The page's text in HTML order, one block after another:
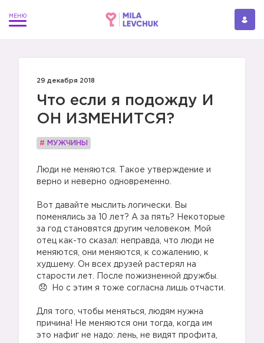
29 декабря 2018
Что если я подожду И
ОН ИЗМЕНИТСЯ?
# МУЖЧИНЫ
Люди не меняются. Такое утверждение и
верно и неверно одновременно.
Вот давайте мыслить логически. Вы
поменялись за 10 лет? А за пять? Некоторые
за год становятся другим человеком. Мой
отец как-то сказал: неправда, что люди не
меняются, они меняются, к сожалению, к
худшему. Он всех друзей растерял на
старости лет. После пожизненной дружбы.
Но с этим я тоже согласна лишь отчасти.
Для того, чтобы меняться, людям нужна
причина! Не меняются они тогда, когда им
это нафиг не надо: лень, не видят профита,